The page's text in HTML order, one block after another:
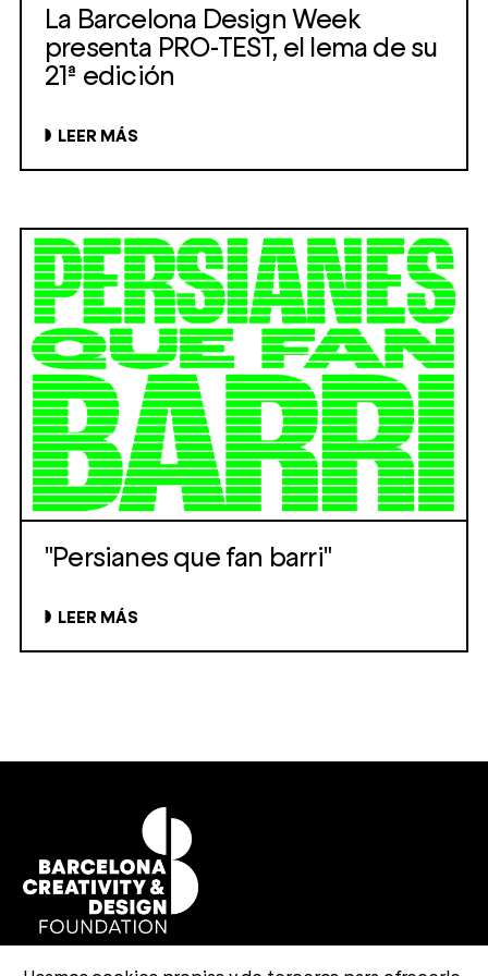
La Barcelona Design Week
presenta PRO-TEST, el lema de su
21ª edición
LEER MÁS
"Persianes que fan barri"
LEER MÁS